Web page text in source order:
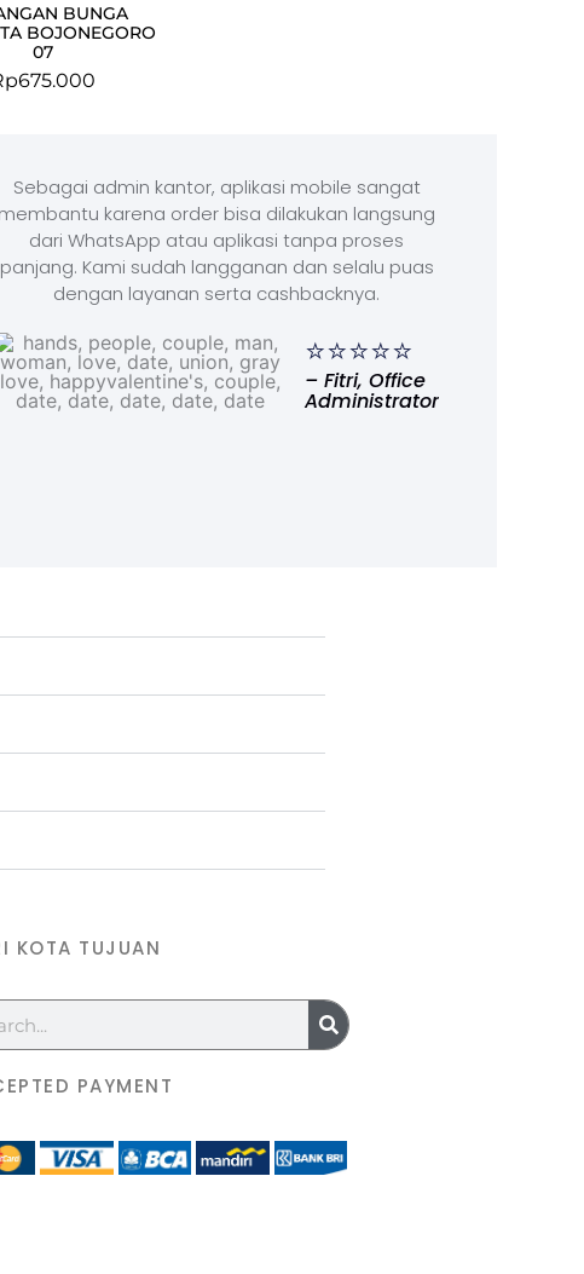
BUNGA
BOJONEGORO
07
675.000
Sebagai admin kantor, aplikasi mobile sangat
membantu karena order bisa dilakukan langsung
dari WhatsApp atau aplikasi tanpa proses
panjang. Kami sudah langganan dan selalu puas
dengan layanan serta cashbacknya.
⭐⭐⭐⭐⭐
– Fitri, Office
Administrator
KOTA TUJUAN
PAYMENT